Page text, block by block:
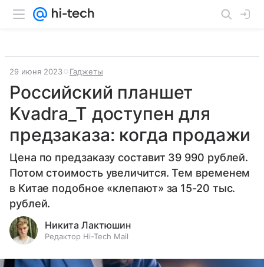
29 июня 2023 Гаджеты
Российский планшет
Kvadra_T доступен для
предзаказа: когда продажи
Цена по предзаказу составит 39 990 рублей.
Потом стоимость увеличится. Тем временем
в Китае подобное «клепают» за 15-20 тыс.
рублей.
Никита Лактюшин
Редактор Hi-Tech Mail